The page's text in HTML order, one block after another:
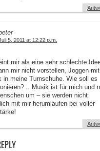
5, 2011 at 12:22 p.m.
mir als eine sehr schlechte
mir nicht vorstellen, Joggen mit
in meine Turnschuhe. Wie soll es
.. Musik ist für mich und
um – sie werden nicht
mit mir herumlaufen bei voller